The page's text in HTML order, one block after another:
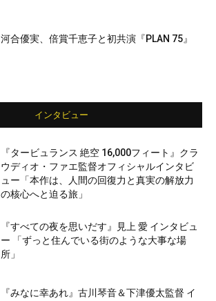
河合優実、倍賞千恵子と初共演『PLAN 75』
インタビュー
『タービュランス 絶空 16,000フィート』クラ
ウディオ・ファエ監督オフィシャルインタビ
ュー「本作は、人間の回復力と真実の解放力
の核心へと迫る旅」
『すべての夜を思いだす』見上 愛 インタビュ
ー 「ずっと住んでいる街のような大事な場
所」
『みなに幸あれ』古川琴音＆下津優太監督 イ